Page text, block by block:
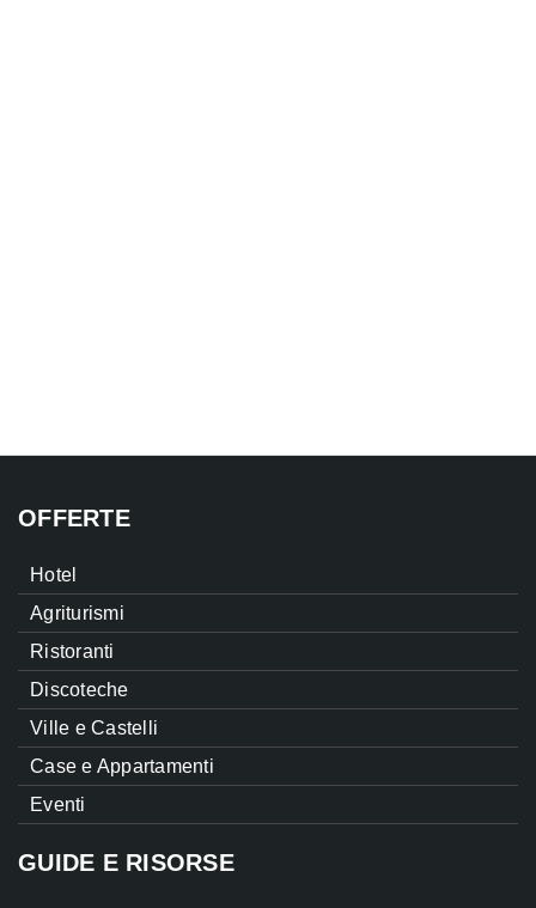
OFFERTE
Hotel
Agriturismi
Ristoranti
Discoteche
Ville e Castelli
Case e Appartamenti
Eventi
GUIDE E RISORSE